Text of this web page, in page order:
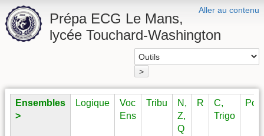
Aller au contenu
Prépa ECG Le Mans,
lycée Touchard-Washington
>
Ensembles
>
Logique
Voc
Ens
Tribu
N,
Z,
Q
R
C,
Trigo